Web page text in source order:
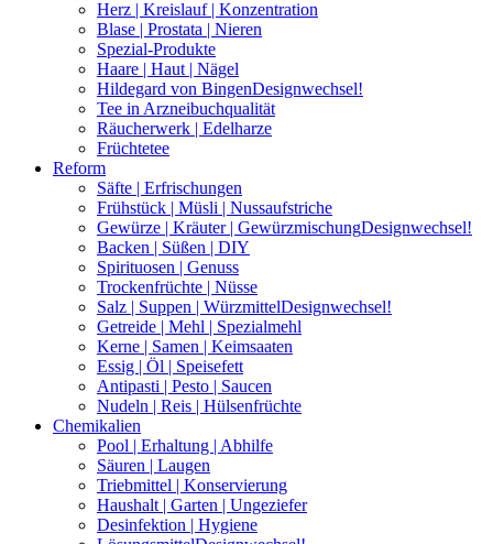
Herz | Kreislauf | Konzentration
Blase | Prostata | Nieren
Spezial-Produkte
Haare | Haut | Nägel
Hildegard von BingenDesignwechsel!
Tee in Arzneibuchqualität
Räucherwerk | Edelharze
Früchtetee
Reform
Säfte | Erfrischungen
Frühstück | Müsli | Nussaufstriche
Gewürze | Kräuter | GewürzmischungDesignwechsel!
Backen | Süßen | DIY
Spirituosen | Genuss
Trockenfrüchte | Nüsse
Salz | Suppen | WürzmittelDesignwechsel!
Getreide | Mehl | Spezialmehl
Kerne | Samen | Keimsaaten
Essig | Öl | Speisefett
Antipasti | Pesto | Saucen
Nudeln | Reis | Hülsenfrüchte
Chemikalien
Pool | Erhaltung | Abhilfe
Säuren | Laugen
Triebmittel | Konservierung
Haushalt | Garten | Ungeziefer
Desinfektion | Hygiene